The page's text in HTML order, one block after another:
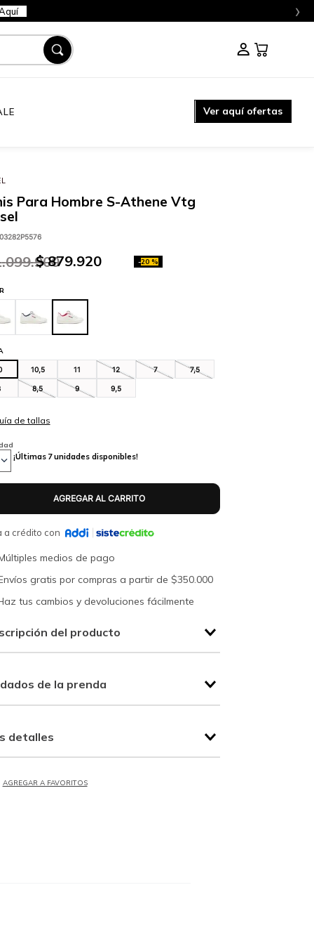
›
Ver aquí ofertas
Para Hombre S-Athene Vtg
.099.900
$ 879.920 -20 %
10,5 11 12 7 7,5
8,5 9 9,5
¡Últimas 7unidades disponibles!
a crédito con
medios de pago
gratis por compras a partir de $350.000
tus cambios y devoluciones fácilmente
del producto
de la prenda
detalles